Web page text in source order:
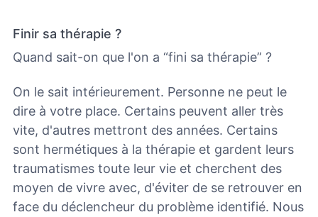
Finir sa thérapie ?
Quand sait-on que l'on a “fini sa thérapie” ?
On le sait intérieurement. Personne ne peut le
dire à votre place. Certains peuvent aller très
vite, d'autres mettront des années. Certains
sont hermétiques à la thérapie et gardent leurs
traumatismes toute leur vie et cherchent des
moyen de vivre avec, d'éviter de se retrouver en
face du déclencheur du problème identifié. Nous